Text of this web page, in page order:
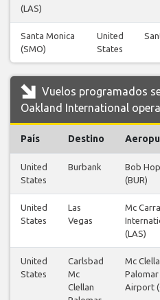
(LAS)
Santa Monica
(SMO)
United
States
Vuelos programados
Oakland International
País Destino
United
States
Burbank
Bob
(BUR)
United
States
Las
Vegas
Mc
(LAS)
United
States
Carlsbad
Mc
Clellan
Mc
Palomar
Airport